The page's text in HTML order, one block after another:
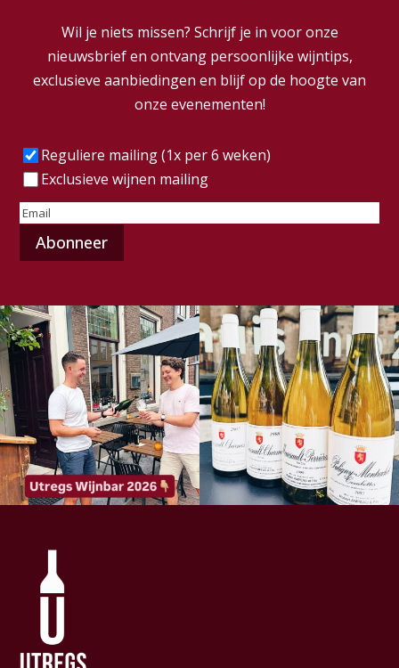
Wil je niets missen? Schrijf je in voor onze
nieuwsbrief en ontvang persoonlijke wijntips,
exclusieve aanbiedingen en blijf op de hoogte van
onze evenementen!
Frequentie(Vereist)
Reguliere mailing (1x per 6 weken)
Exclusieve wijnen mailing
E-
mailadres(Vereist)